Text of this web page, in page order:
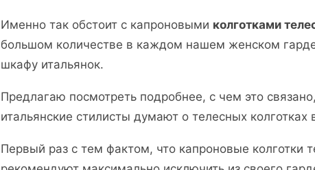
Именно так обстоит с капроновыми колготками
большом количестве в каждом нашем женском
шкафу итальянок.
Предлагаю посмотреть подробнее, с чем это
итальянские стилисты думают о телесных колготках
Первый раз с тем фактом, что капроновые колготки